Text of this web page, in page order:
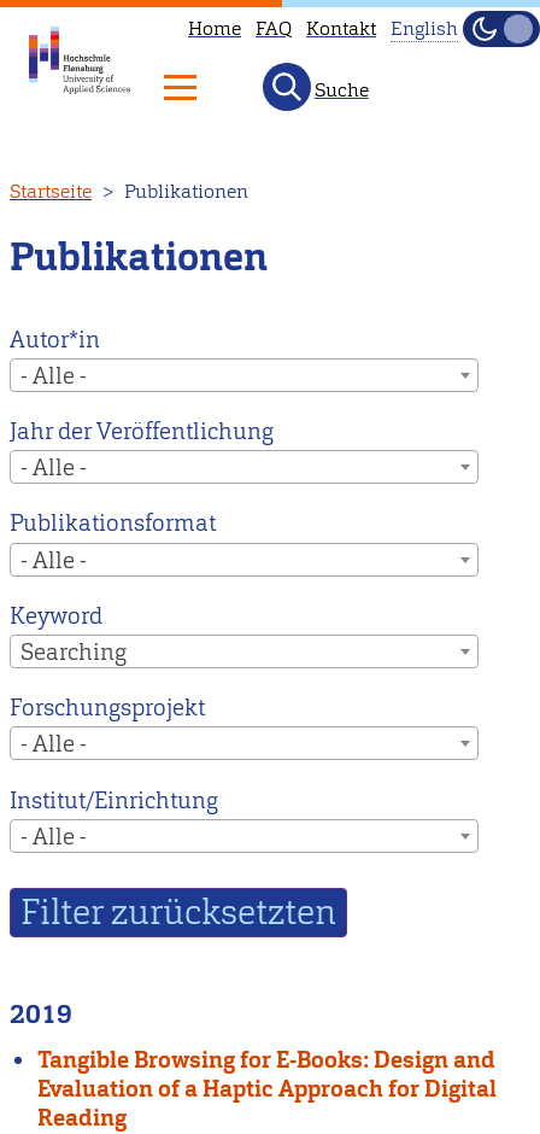
zum
Inhalt
Home FAQ Kontakt
to
our
main
instead.
English
Hell
Suche
Startseite Publikationen
Publikationen
Autor*in
- Alle -
Jahr der Veröffentlichung
- Alle -
Publikationsformat
- Alle -
Keyword
Searching
Forschungsprojekt
- Alle -
Institut/Einrichtung
- Alle -
2019
Tangible Browsing for E-Books: Design and
Evaluation of a Haptic Approach for Digital
Reading